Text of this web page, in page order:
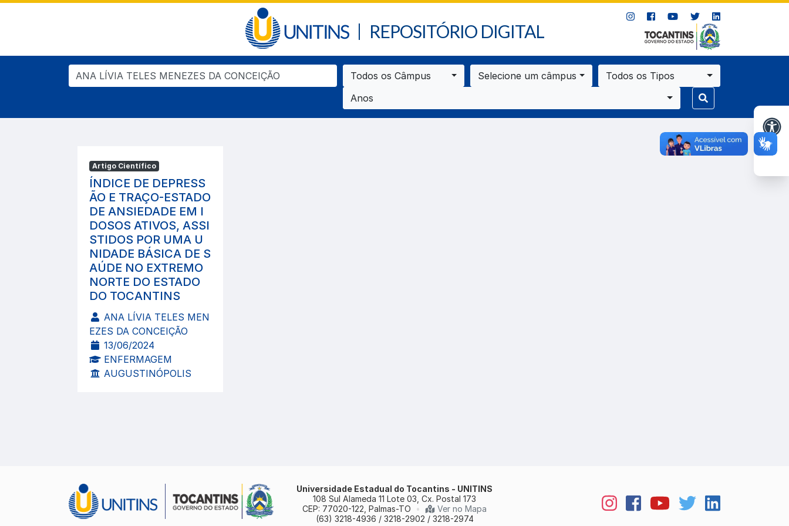
REPOSITÓRIO DIGITAL
Todos os Câmpus Selecione um câmpus
Todos os Tipos
Anos
Artigo Científico
ÍNDICE DE DEPRESS
ÃO E TRAÇO-ESTADO
DE ANSIEDADE EM I
DOSOS ATIVOS, ASSI
STIDOS POR UMA U
NIDADE BÁSICA DE S
AÚDE NO EXTREMO
NORTE DO ESTADO
DO TOCANTINS
ANA LÍVIA TELES MEN
EZES DA CONCEIÇÃO
13/06/2024
ENFERMAGEM
AUGUSTINÓPOLIS
Universidade Estadual do Tocantins - UNITINS
108 Sul Alameda 11 Lote 03, Cx. Postal 173
CEP: 77020-122, Palmas-TO
•
Ver no Mapa
(63) 3218-4936 / 3218-2902 / 3218-2974